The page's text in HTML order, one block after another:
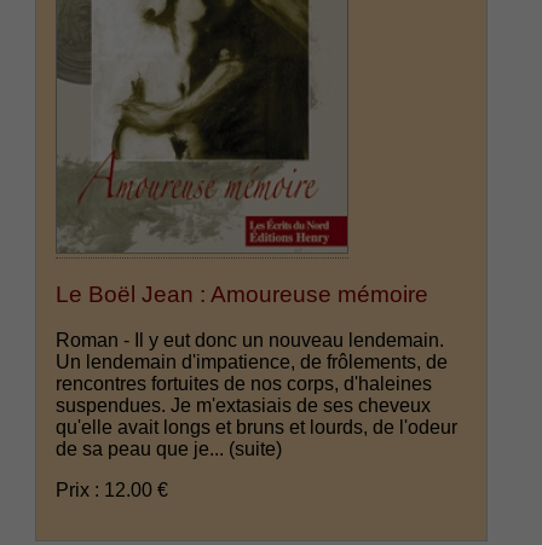
Le Boël Jean : Amoureuse mémoire
Roman - Il y eut donc un nouveau lendemain.
Un lendemain d'impatience, de frôlements, de
rencontres fortuites de nos corps, d'haleines
suspendues. Je m'extasiais de ses cheveux
qu'elle avait longs et bruns et lourds, de l'odeur
de sa peau que je... (suite)
Prix : 12.00 €